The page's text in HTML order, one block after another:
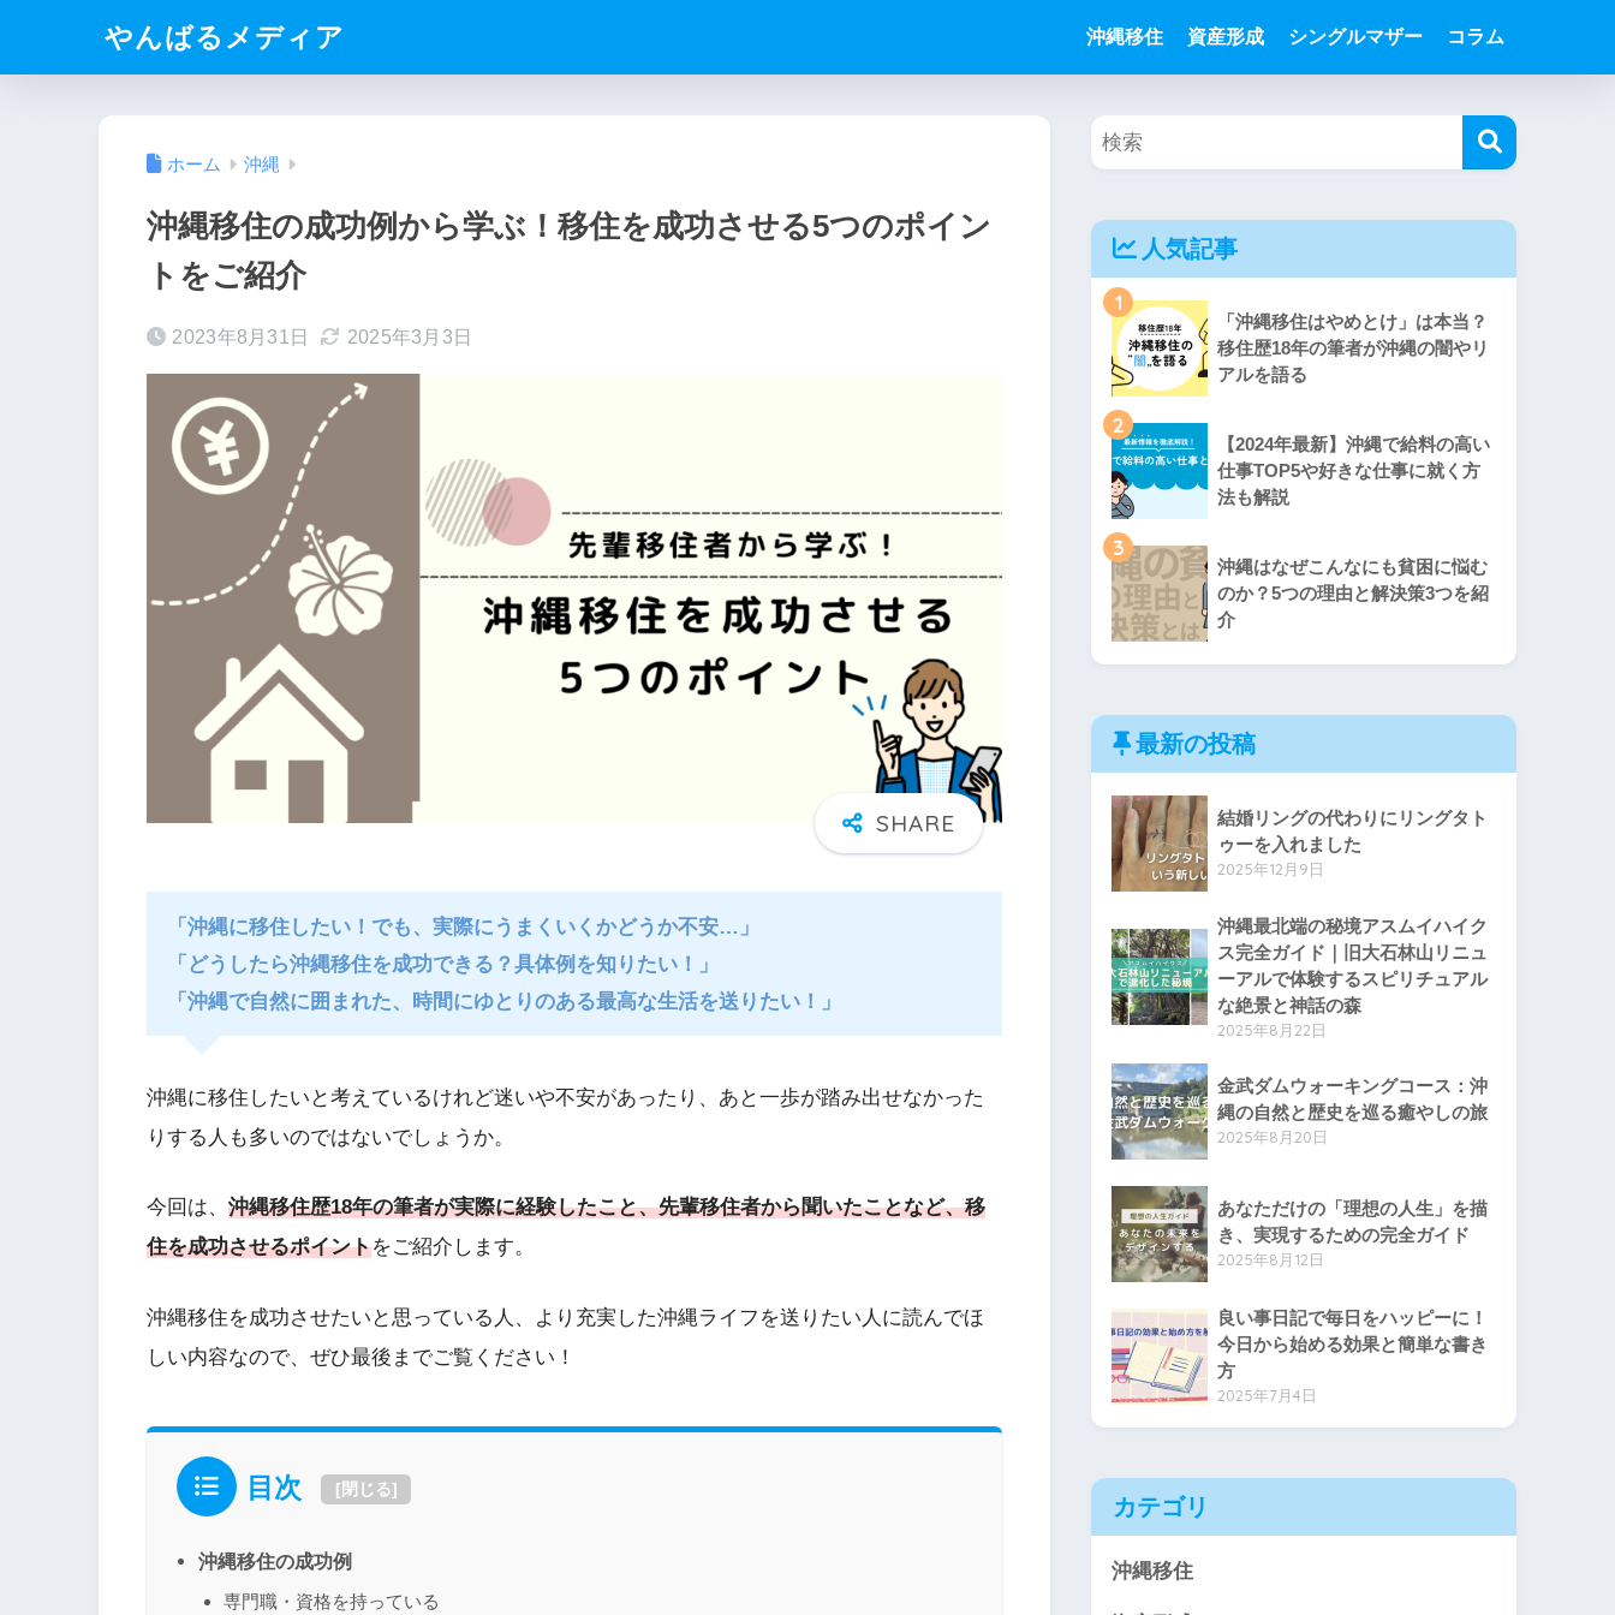
やんばるメディア 沖縄移住 資産形成 シングルマザー コラム
ホーム 沖縄
沖縄移住の成功例から学ぶ！移住を成功させる5つのポイン
トをご紹介
2023年8月31日 2025年3月3日
「沖縄に移住したい！でも、実際にうまくいくかどうか不安…」
「どうしたら沖縄移住を成功できる？具体例を知りたい！」
「沖縄で自然に囲まれた、時間にゆとりのある最高な生活を送りたい！」
沖縄に移住したいと考えているけれど迷いや不安があったり、あと一歩が踏み出せなかった
りする人も多いのではないでしょうか。
今回は、 沖縄移住歴18年の筆者が実際に経験したこと、先輩移住者から聞いたことなど、移
住を成功させるポイントをご紹介します。
沖縄移住を成功させたいと思っている人、より充実した沖縄ライフを送りたい人に読んでほ
しい内容なので、ぜひ最後までご覧ください！
目次 [閉じる]
沖縄移住の成功例
専門職・資格を持っている
人気記事
1
「沖縄移住はやめとけ」は本当？
移住歴18年の筆者が沖縄の闇やリ
アルを語る
2
【2024年最新】沖縄で給料の高い
仕事TOP5や好きな仕事に就く方
法も解説
3
沖縄はなぜこんなにも貧困に悩む
のか？5つの理由と解決策3つを紹
介
最新の投稿
結婚リングの代わりにリングタト
ゥーを入れました
2025年12月9日
沖縄最北端の秘境アスムイハイク
ス完全ガイド｜旧大石林山リニュ
ーアルで体験するスピリチュアル
な絶景と神話の森
2025年8月22日
金武ダムウォーキングコース：沖
縄の自然と歴史を巡る癒やしの旅
2025年8月20日
あなただけの「理想の人生」を描
き、実現するための完全ガイド
2025年8月12日
良い事日記で毎日をハッピーに！
今日から始める効果と簡単な書き
方
2025年7月4日
カテゴリ
沖縄移住